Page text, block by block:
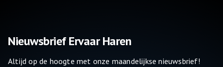
Nieuwsbrief Ervaar Haren
Altijd op de hoogte met onze maandelijkse nieuwsbrief!